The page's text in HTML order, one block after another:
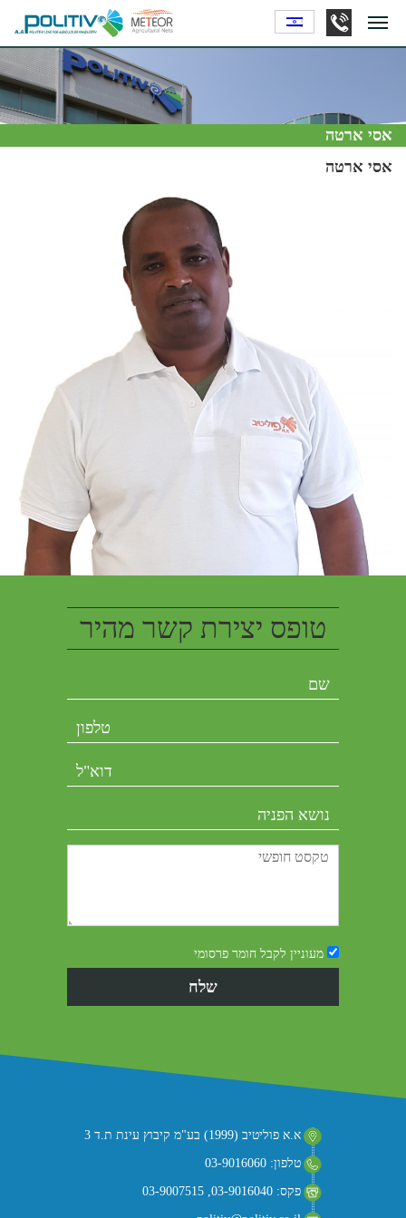
אסי ארטה
אסי ארטה
טופס יצירת קשר מהיר
מעוניין לקבל חומר פרסומי
א.א פוליטיב (1999) בע"מ קיבוץ עינת ת.ד 3
טלפון: 03-9016060
פקס: 03-9016040, 03-9007515